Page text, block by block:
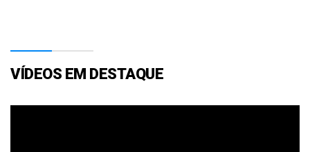
VÍDEOS EM DESTAQUE